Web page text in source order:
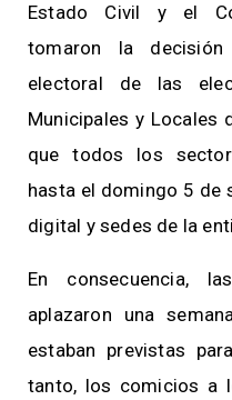
Estado Civil y el
tomaron la
electoral de las
Municipales y Locales
que todos los
hasta el domingo 5 de
digital y sedes de la
En consecuencia,
aplazaron una
estaban previstas
tanto, los comicios a